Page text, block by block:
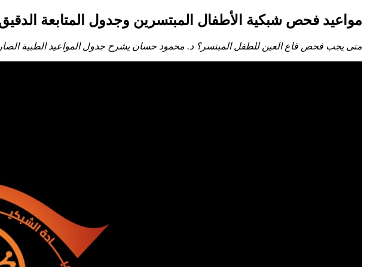
مواعيد فحص شبكية الأطفال المبتسرين وجدول المتابعة
متى يجب فحص قاع العين للطفل المبتسر؟ د. محمود حسان يشرح جدول المواعيد الطبية